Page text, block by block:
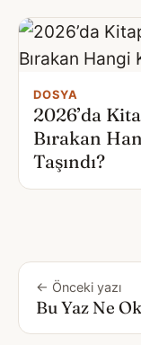
DOSYA
2026’da
Bırakan
Taşındı?
← Önceki yazı
Bu Yaz Ne